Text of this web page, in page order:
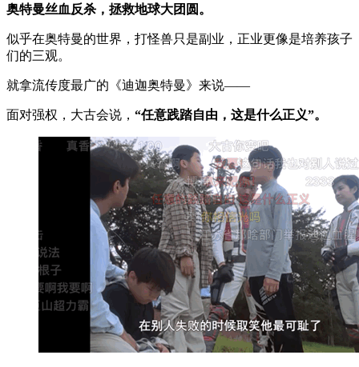
奥特曼丝血反杀，拯救地球大团圆。
似乎在奥特曼的世界，打怪兽只是副业，正业更像是培养孩子
们的三观。
就拿流传度最广的《迪迦奥特曼》来说——
面对强权，大古会说， “任意践踏自由，这是什么正义”。